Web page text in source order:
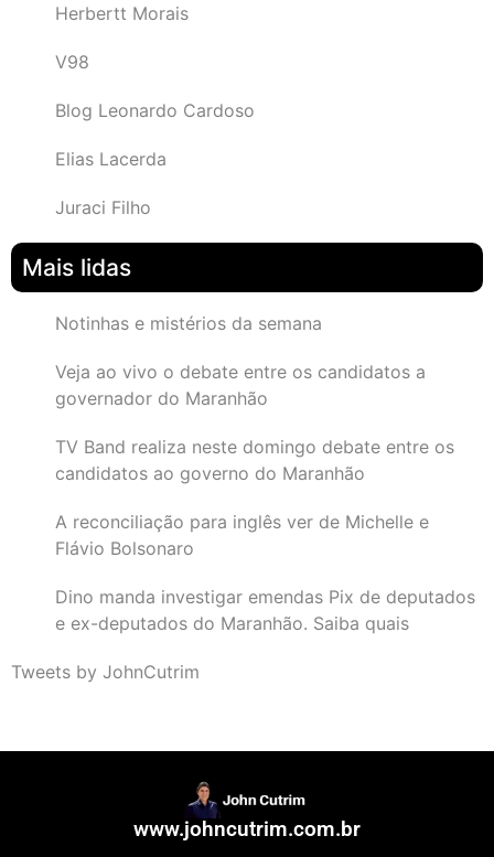
Herbertt Morais
V98
Blog Leonardo Cardoso
Elias Lacerda
Juraci Filho
Mais lidas
Notinhas e mistérios da semana
Veja ao vivo o debate entre os candidatos a
governador do Maranhão
TV Band realiza neste domingo debate entre os
candidatos ao governo do Maranhão
A reconciliação para inglês ver de Michelle e
Flávio Bolsonaro
Dino manda investigar emendas Pix de deputados
e ex-deputados do Maranhão. Saiba quais
Tweets by JohnCutrim
www.johncutrim.com.br